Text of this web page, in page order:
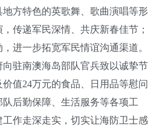
方特色的英歌舞、歌曲演唱等形
传递军民深情、共庆新春佳节；
进一步拓宽军民情谊沟通渠道。
驻南澳海岛部队官兵致以诚挚节
值24万元的食品、日用品等慰问
后勤保障、生活服务等各项工
作走深走实，切实让海防卫士感